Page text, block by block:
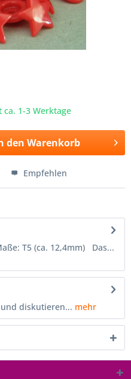
1-3 Werktage
den Warenkorb
Empfehlen
T5 (ca. 12,4mm) Das...
diskutieren... mehr